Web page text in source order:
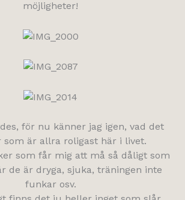
möjligheter!
för nu känner jag igen, vad det
som är allra roligast här i livet.
som får mig att må så dåligt som
de är dryga, sjuka, träningen inte
funkar osv.